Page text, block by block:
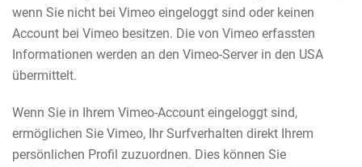
wenn Sie nicht bei Vimeo eingeloggt sind oder keinen
Account bei Vimeo besitzen. Die von Vimeo erfassten
Informationen werden an den Vimeo-Server in den USA
übermittelt.
Wenn Sie in Ihrem Vimeo-Account eingeloggt sind,
ermöglichen Sie Vimeo, Ihr Surfverhalten direkt Ihrem
persönlichen Profil zuzuordnen. Dies können Sie